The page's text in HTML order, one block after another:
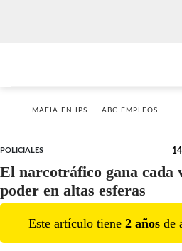
MAFIA EN IPS ABC EMPLEOS
POLICIALES
El narcotráfico gana cada
poder en altas esferas
Este artículo tiene 2 años de